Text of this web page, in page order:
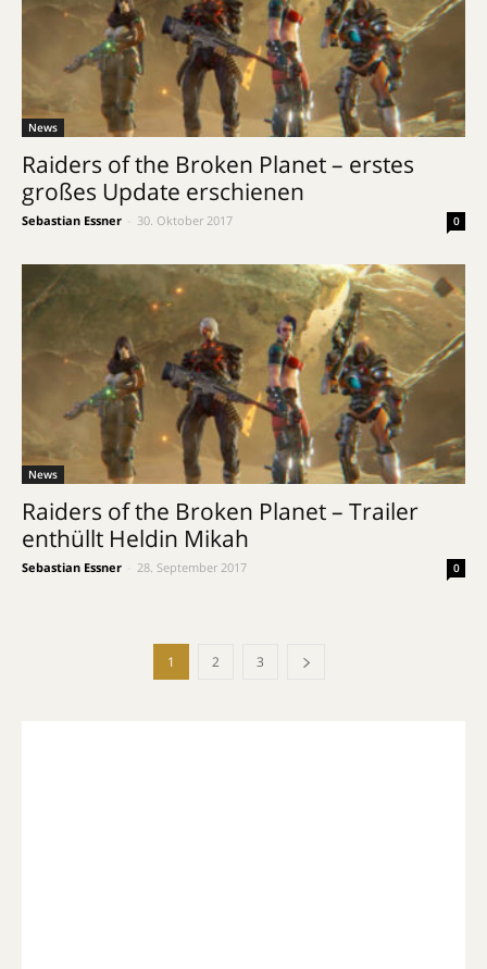
News
Raiders of the Broken Planet – erstes
großes Update erschienen
Sebastian Essner 30. Oktober 2017 0
News
Raiders of the Broken Planet – Trailer
enthüllt Heldin Mikah
Sebastian Essner 28. September 2017 0
1 2 3